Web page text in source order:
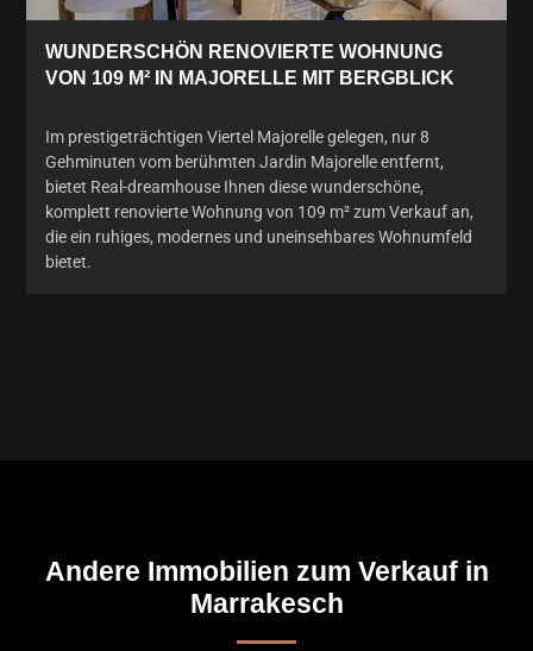
WUNDERSCHÖN RENOVIERTE WOHNUNG
VON 109 M² IN MAJORELLE MIT BERGBLICK
Im prestigeträchtigen Viertel Majorelle gelegen, nur 8
Gehminuten vom berühmten Jardin Majorelle entfernt,
bietet Real-dreamhouse Ihnen diese wunderschöne,
komplett renovierte Wohnung von 109 m² zum Verkauf an,
die ein ruhiges, modernes und uneinsehbares Wohnumfeld
bietet.
Andere Immobilien zum Verkauf in
Marrakesch